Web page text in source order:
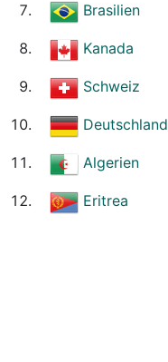
Brasilien
Kanada
Schweiz
Deutschland
Algerien
Eritrea